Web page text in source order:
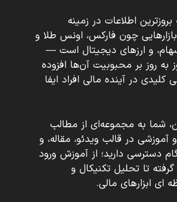
بروزترین اطلاعات در زمینه
چون فارکس، اونس طلا و
و ارزهای دیجیتال است —
به روز بر محبوبیت آن‌ها افزوده
در آینده مالی افراد ایفا
شما به مجموعه‌ای از مطالب
آموزشی در قالب ویدئو، مقاله، و
دسترسی دارید؛ از آموزش ورود
گرفته تا تحلیل تکنیکال و
ای ابزارهای مالی.